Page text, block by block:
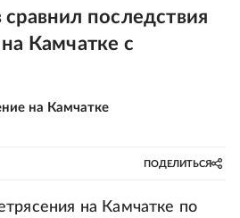
последствия
Камчатке с
на Камчатке
ПОДЕЛИТЬСЯ
на Камчатке по